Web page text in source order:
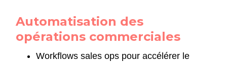
Automatisation des
opérations commerciales
Workflows sales ops pour accélérer le